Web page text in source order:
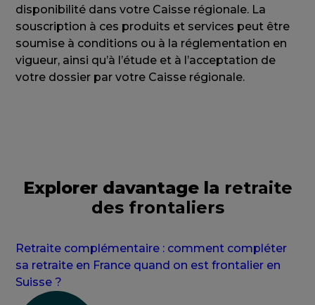
disponibilité dans votre Caisse régionale. La
souscription à ces produits et services peut être
soumise à conditions ou à la réglementation en
vigueur, ainsi qu’à l’étude et à l’acceptation de
votre dossier par votre Caisse régionale.
Explorer davantage la retraite
des frontaliers
Retraite complémentaire : comment compléter
sa retraite en France quand on est frontalier en
Suisse ?